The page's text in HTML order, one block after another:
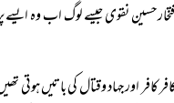
حسین نقوی جیسے لوگ اب وہ ایسے
اور جہاد وقتال کی باتیں ہوتی